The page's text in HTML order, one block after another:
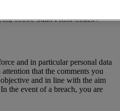
69806 Saint Priest Cedex /
and in particular personal data
that the comments you
and in line with the aim
the event of a breach, you are